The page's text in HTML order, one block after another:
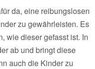
da, eine reibungslosen
zu gewährleisten. Es
wie dieser gefasst ist. In
ab und bringt diese
auch die Kinder zu